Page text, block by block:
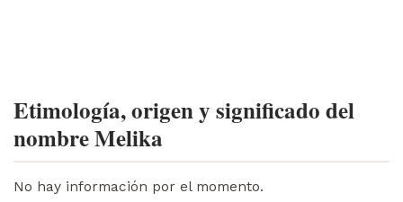
Etimología, origen y significado del
nombre Melika
No hay información por el momento.